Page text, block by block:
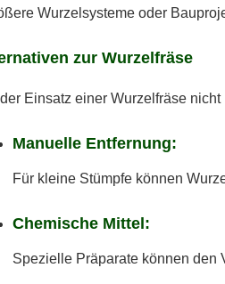
Wurzelsysteme oder
zur Wurzelfräse
Einsatz einer Wurzelfräse
Manuelle Entfernung:
Für kleine Stümpfe können
Chemische Mittel:
Spezielle Präparate können den